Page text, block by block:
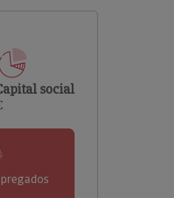
risco de incumprimento dos
social